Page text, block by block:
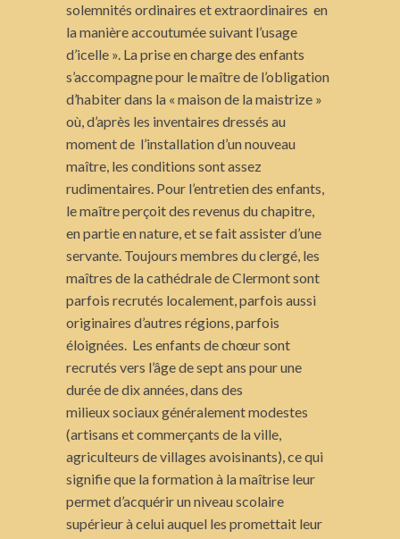
solemnités ordinaires et extraordinaires en
la manière accoutumée suivant l’usage
d’icelle ». La prise en charge des enfants
s’accompagne pour le maître de l’obligation
d’habiter dans la « maison de la maistrize »
où, d’après les inventaires dressés au
moment de l’installation d’un nouveau
maître, les conditions sont assez
rudimentaires. Pour l’entretien des enfants,
le maître perçoit des revenus du chapitre,
en partie en nature, et se fait assister d’une
servante. Toujours membres du clergé, les
maîtres de la cathédrale de Clermont sont
parfois recrutés localement, parfois aussi
originaires d’autres régions, parfois
éloignées. Les enfants de chœur sont
recrutés vers l’âge de sept ans pour une
durée de dix années, dans des
milieux sociaux généralement modestes
(artisans et commerçants de la ville,
agriculteurs de villages avoisinants), ce qui
signifie que la formation à la maîtrise leur
permet d’acquérir un niveau scolaire
supérieur à celui auquel les promettait leur